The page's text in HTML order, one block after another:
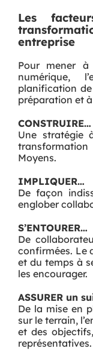
Les
entreprise
Pour mener
numérique,
planification
préparation et
CONSTRUIRE…
Une stratégie
Moyens.
IMPLIQUER…
De façon
englober
S’ENTOURER…
De
confirmées. Le
et du temps à
les encourager.
ASSURER un
De la mise en
sur le terrain,
et des
représentatives.